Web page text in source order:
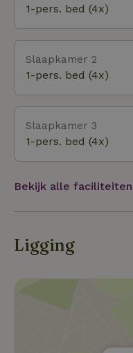
1-pers. bed (4x)
Slaapkamer 2
1-pers. bed (4x)
Slaapkamer 3
1-pers. bed (4x)
Bekijk alle faciliteiten
Ligging